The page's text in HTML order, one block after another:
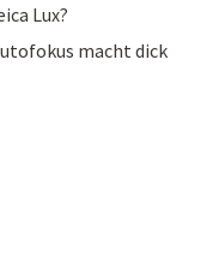
Lux?
macht dick